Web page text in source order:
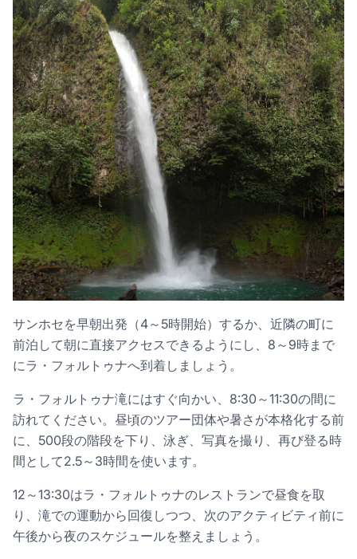
サンホセを早朝出発（4～5時開始）するか、近隣の町に
前泊して朝に直接アクセスできるようにし、8～9時まで
にラ・フォルトゥナへ到着しましょう。
ラ・フォルトゥナ滝にはすぐ向かい、8:30～11:30の間に
訪れてください。昼頃のツアー団体や暑さが本格化する前
に、500段の階段を下り、泳ぎ、写真を撮り、再び登る時
間として2.5～3時間を使います。
12～13:30はラ・フォルトゥナのレストランで昼食を取
り、滝での運動から回復しつつ、次のアクティビティ前に
午後から夜のスケジュールを整えましょう。